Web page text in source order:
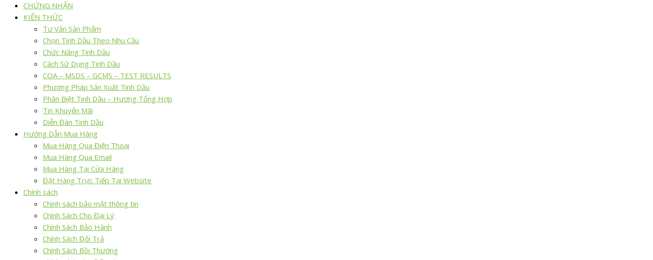
CHỨNG NHẬN
KIẾN THỨC
Tư Vấn Sản Phẩm
Chọn Tinh Dầu Theo Nhu Cầu
Chức Năng Tinh Dầu
Cách Sử Dụng Tinh Dầu
COA – MSDS – GCMS – TEST RESULTS
Phương Pháp Sản Xuất Tinh Dầu
Phân Biệt Tinh Dầu – Hương Tổng Hợp
Tin Khuyến Mãi
Diễn Đàn Tinh Dầu
Hướng Dẫn Mua Hàng
Mua Hàng Qua Điện Thoại
Mua Hàng Qua Email
Mua Hàng Tại Cửa Hàng
Đặt Hàng Trực Tiếp Tại Website
Chính sách
Chính sách bảo mật thông tin
Chính Sách Cho Đại Lý
Chính Sách Bảo Hành
Chính Sách Đổi Trả
Chính Sách Bồi Thường